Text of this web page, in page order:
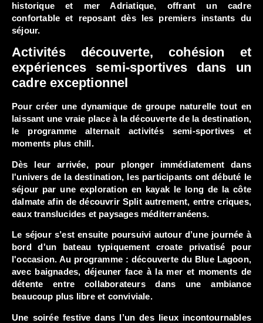
historique et mer Adriatique, offrant un cadre
confortable et reposant dès les premiers instants du
séjour.
Activités découverte, cohésion et
expériences semi-sportives dans un
cadre exceptionnel
Pour créer une dynamique de groupe naturelle tout en
laissant une vraie place à la découverte de la destination,
le programme alternait activités semi-sportives et
moments plus chill.
Dès leur arrivée, pour plonger immédiatement dans
l'univers de la destination, les participants ont débuté le
séjour par une exploration en kayak le long de la côte
dalmate afin de découvrir Split autrement, entre criques,
eaux translucides et paysages méditerranéens.
Le séjour s’est ensuite poursuivi autour d’une journée à
bord d'un bateau typiquement croate privatisé pour
l'occasion. Au programme : découverte du Blue Lagoon,
avec baignades, déjeuner face à la mer et moments de
détente entre collaborateurs dans une ambiance
beaucoup plus libre et conviviale.
Une soirée festive dans l’un des lieux incontournables